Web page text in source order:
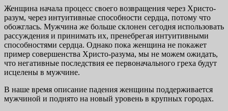
Женщина начала процесс своего возвращения через Христо-
разум, через интуитивные способности сердца, потому что
обожглась. Мужчина же больше склонен сегодня использовать
рассуждения и принимать их, пренебрегая интуитивными
способностями сердца. Однако пока женщина не покажет
пример совершенства Христо-разума, мы не можем ожидать,
что негативные последствия ее первоначального греха будут
исцелены в мужчине.
В наше время описание падения женщины поддерживается
мужчиной и поднято на новый уровень в крупных городах.